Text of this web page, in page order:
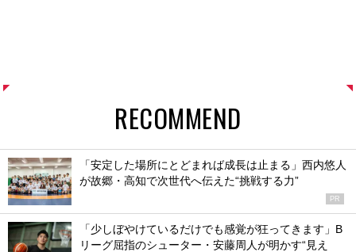
RECOMMEND
「安定した場所にとどまれば成長は止まる」西内悠人
が故郷・高知で次世代へ伝えた“挑戦する力”
PR
「少しぼやけているだけでも感覚が狂ってきます」B
リーグ屈指のシューター・安藤周人が明かす“見え